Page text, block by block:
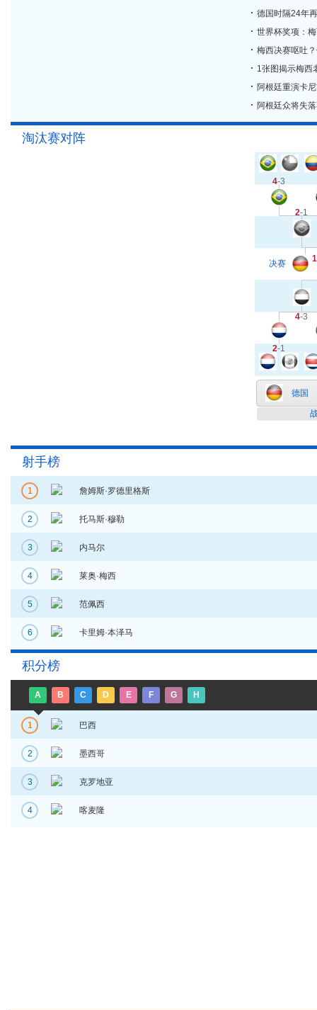
德国时隔24年
世界杯奖项：
梅西决赛呕吐
1张图揭示梅西
阿根廷重演卡
阿根廷众将失
淘汰赛对阵
4-3
2-1
4-3
2-1
1
决赛
德国
射手榜
1 詹姆斯·罗德里格斯
2 托马斯·穆勒
3 内马尔
4 莱奥·梅西
5 范佩西
6 卡里姆·本泽马
积分榜
A B C D E F G H
1 巴西
2 墨西哥
3 克罗地亚
4 喀麦隆